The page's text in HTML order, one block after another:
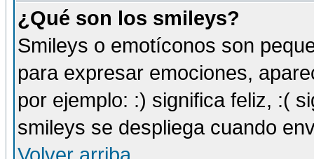
¿Qué son los smileys?
Smileys o emotíconos son
para expresar emociones,
por ejemplo: :) significa feliz, :(
smileys se despliega cuando